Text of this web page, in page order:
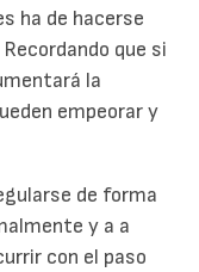
ha de hacerse
que si
la
empeorar y
de forma
y a a
con el paso